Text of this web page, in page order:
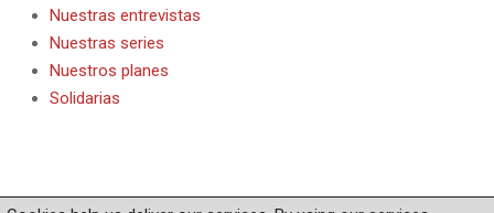
Nuestras entrevistas
Nuestras series
Nuestros planes
Solidarias